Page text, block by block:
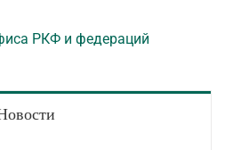
РКФ и федераций